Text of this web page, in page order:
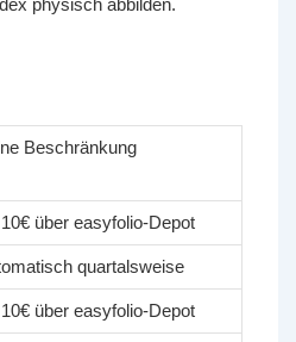
Beschränkung
über easyfolio-Depot
quartalsweise
über easyfolio-Depot